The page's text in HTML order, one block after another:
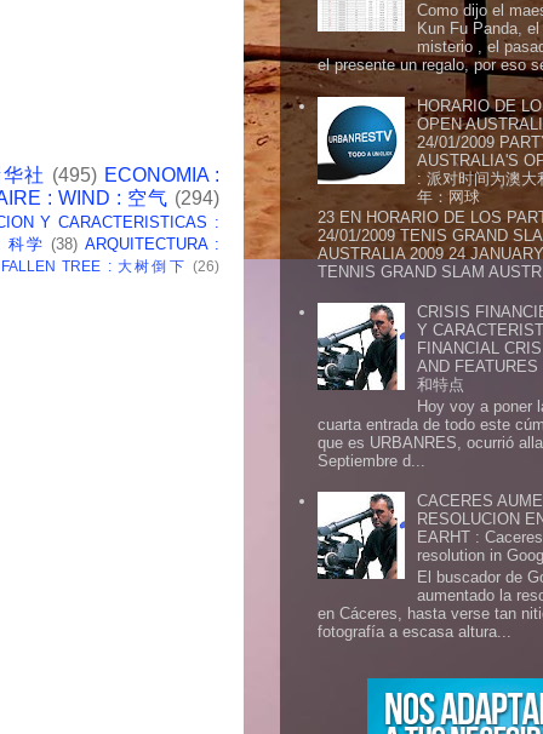
社 (495) ECONOMIA :
: WIND : 空气 (294)
Y CARACTERISTICAS :
科学 (38) ARQUITECTURA :
TREE : 大树倒下 (26)
Como dijo el
Kun Fu Panda,
misterio , el
el presente un regalo, por eso
HORARIO DE
OPEN
24/01/2009
AUSTRALIA'S
: 派对时间为澳大
年：网球
23 EN HORARIO DE LOS
24/01/2009 TENIS GRAND
AUSTRALIA 2009 24
TENNIS GRAND SLAM
CRISIS
Y
FINANCIAL
AND
和特点
Hoy voy a poner
cuarta entrada de todo este
que es URBANRES, ocurrió
Septiembre d...
CACERES
RESOLUCION
EARHT :
resolution in
El buscador de
aumentado la
en Cáceres, hasta verse tan
fotografía a escasa altura...